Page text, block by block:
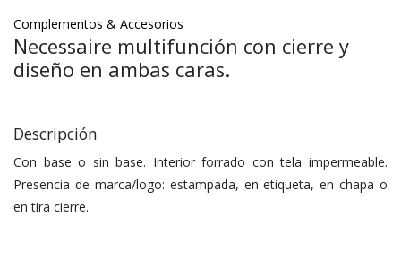
Complementos & Accesorios
Necessaire multifunción con cierre y
diseño en ambas caras.
Descripción
Con base o sin base. Interior forrado con tela impermeable.
Presencia de marca/logo: estampada, en etiqueta, en chapa o
en tira cierre.